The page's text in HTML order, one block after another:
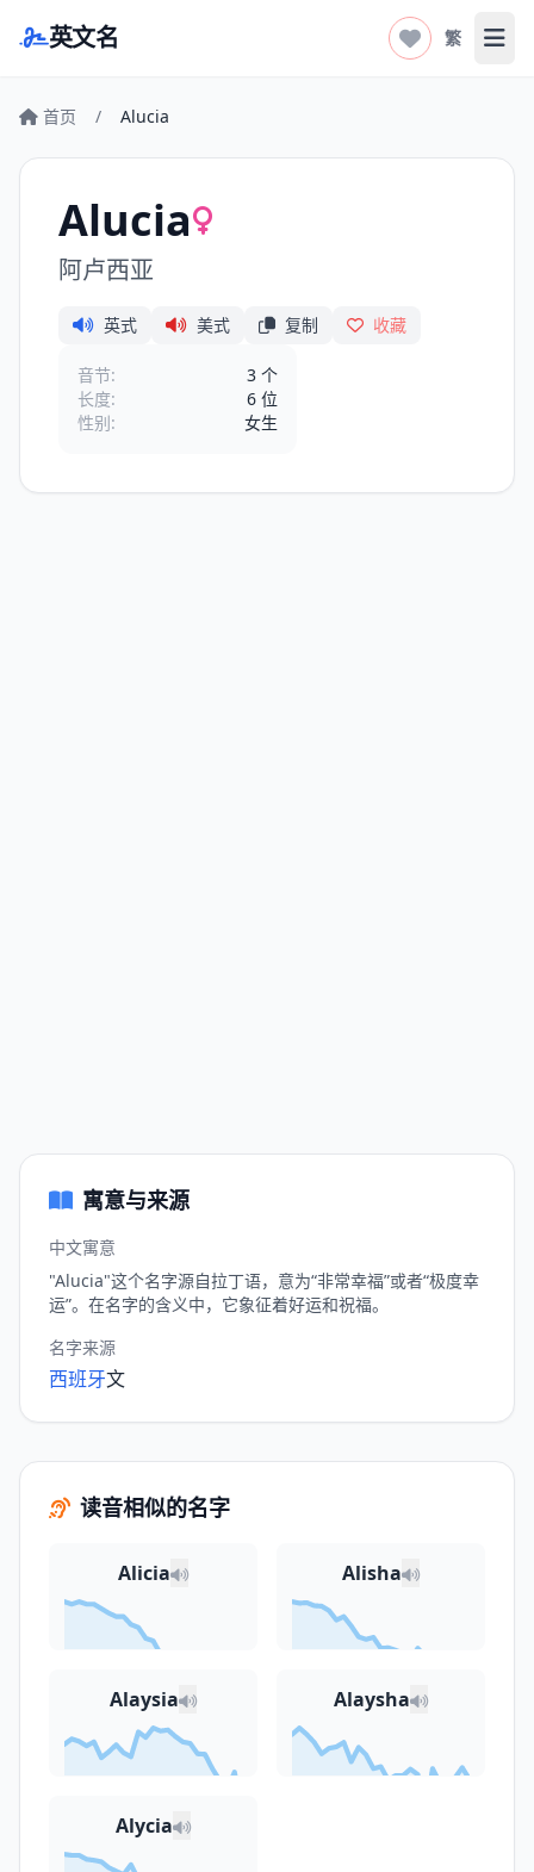
英文名 繁 打
首页 / Alucia
Alucia
阿卢西亚
英式 美式 复制 收藏
音节:
3 个
长度:
6 位
性别:
女生
寓意与来源
中文寓意
"Alucia"这个名字源自拉丁语，意为“非常幸福”或者“极度幸
运”。在名字的含义中，它象征着好运和祝福。
名字来源
西班牙文
读音相似的名字
Alicia Alisha
Alaysia Alaysha
Alycia